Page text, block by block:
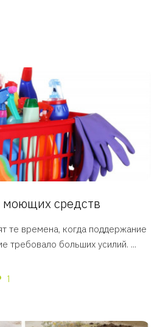
моющих средств
те времена, когда поддержание
требовало больших усилий. ...
1